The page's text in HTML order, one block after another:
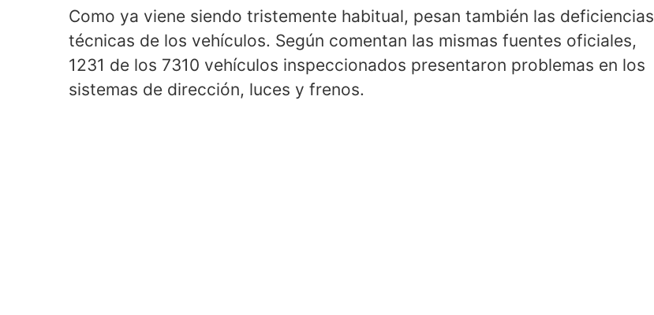
Como ya viene siendo tristemente habitual, pesan también las deficiencias
técnicas de los vehículos. Según comentan las mismas fuentes oficiales,
1231 de los 7310 vehículos inspeccionados presentaron problemas en los
sistemas de dirección, luces y frenos.